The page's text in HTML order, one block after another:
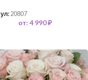
20807
от: 4 990₽